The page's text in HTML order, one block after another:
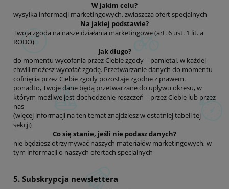
W jakim celu?
wysyłka informacji marketingowych, zwłaszcza ofert specjalnych
Na jakiej podstawie?
Twoja zgoda na nasze działania marketingowe (art. 6 ust. 1 lit. a
RODO)
Jak długo?
do momentu wycofania przez Ciebie zgody – pamiętaj, w każdej
chwili możesz wycofać zgodę. Przetwarzanie danych do momentu
cofnięcia przez Ciebie zgody pozostaje zgodne z prawem.
ponadto, Twoje dane będą przetwarzane do upływu okresu, w
którym możliwe jest dochodzenie roszczeń – przez Ciebie lub przez
nas
(więcej informacji na ten temat znajdziesz w ostatniej tabeli tej
sekcji)
Co się stanie, jeśli nie podasz danych?
nie będziesz otrzymywać naszych materiałów marketingowych, w
tym informacji o naszych ofertach specjalnych
5. Subskrypcja newslettera